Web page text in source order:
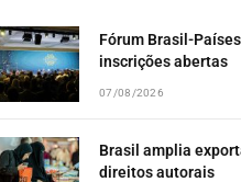
Fórum Brasil-
inscrições abertas
07/08/2026
Brasil amplia
direitos autorais